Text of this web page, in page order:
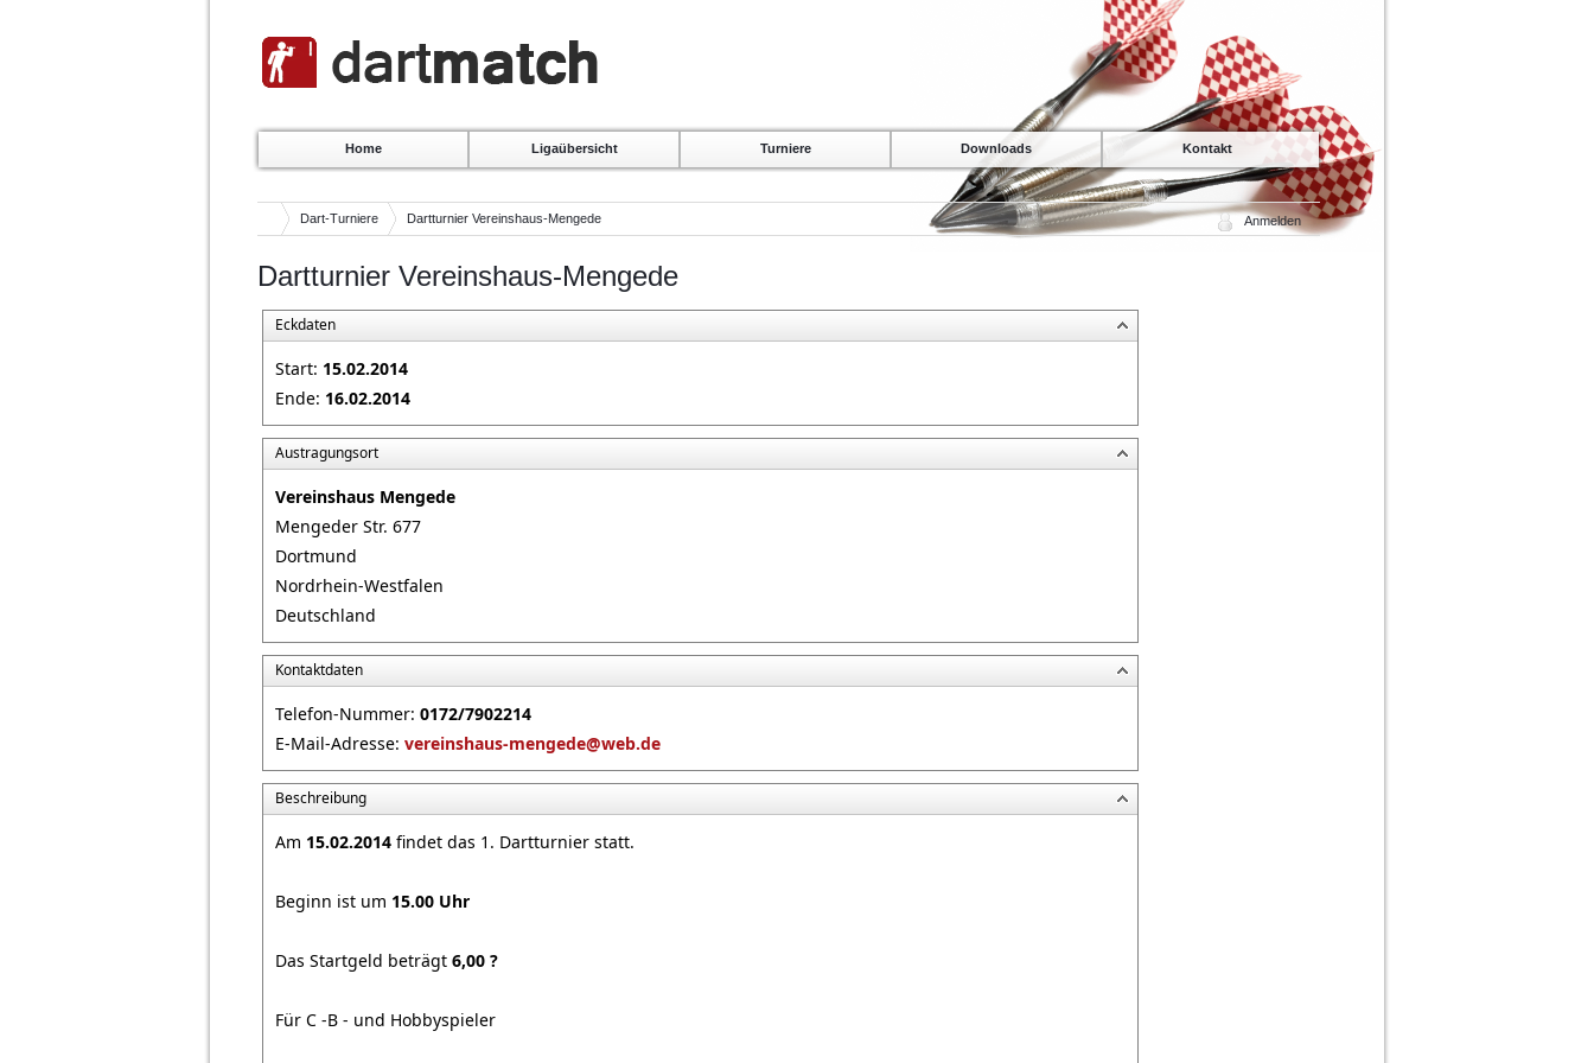
Home Ligaübersicht Turniere Downloads Kontakt
Dart-Turniere Dartturnier Vereinshaus-Mengede Anmelden
Dartturnier Vereinshaus-Mengede
Eckdaten
Start: 15.02.2014
Ende: 16.02.2014
Austragungsort
Vereinshaus Mengede
Mengeder Str. 677
Dortmund
Nordrhein-Westfalen
Deutschland
Kontaktdaten
Telefon-Nummer: 0172/7902214
E-Mail-Adresse: vereinshaus-mengede@web.de
Beschreibung
Am 15.02.2014 findet das 1. Dartturnier statt.
Beginn ist um 15.00 Uhr
Das Startgeld beträgt 6,00 ?
Für C -B - und Hobbyspieler